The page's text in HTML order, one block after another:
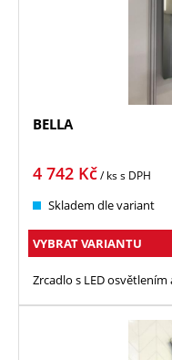
BELLA
4 742 Kč/ kss DPH
Skladem dle variant
VYBRAT VARIANTU
Zrcadlo s LED